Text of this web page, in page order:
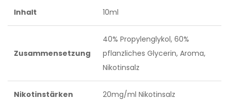
Inhalt 10ml
Zusammensetzung
40% Propylenglykol, 60%
pflanzliches Glycerin, Aroma,
Nikotinsalz
Nikotinstärken 20mg/ml Nikotinsalz